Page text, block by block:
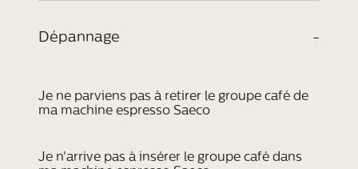
Dépannage -
Je ne parviens pas à retirer le groupe café de
ma machine espresso Saeco
Je n'arrive pas à insérer le groupe café dans